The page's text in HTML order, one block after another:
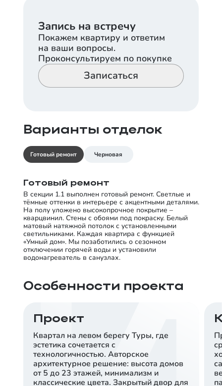
Запись на встречу
Покажем квартиру и ответим
на ваши вопросы.
Проконсультируем по покупке
Записаться
Варианты отделок
Готовый ремонт Черновая
Готовый ремонт
В секции 1.1 выполнен готовый ремонт. Светлые и
тёмные оттенки в интерьере с акцентными деталями.
На полу уложено высокопрочное покрытие –
кварцвинил. Стены с обоями под покраску. Белый
матовый натяжной потолок с установленными
светильниками. Каждая квартира с функцией
«Умный дом». Мы позаботились о сезонном
отключении горячей воды и установили
водонагреватель в санузлах.
Особенности проекта
Проект
Квартал на левом берегу Туры, где
эстетика сочетается с
технологичностью. Авторское
архитектурное решение: высота домов
от 5 до 23 этажей, минимализм и
классические цвета. Закрытый двор для